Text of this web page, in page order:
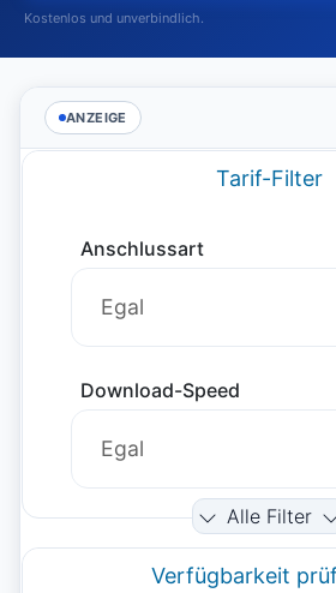
Kostenlos und unverbindlich.
ANZEIGE